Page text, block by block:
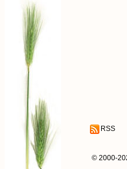
RSS
© 2000-